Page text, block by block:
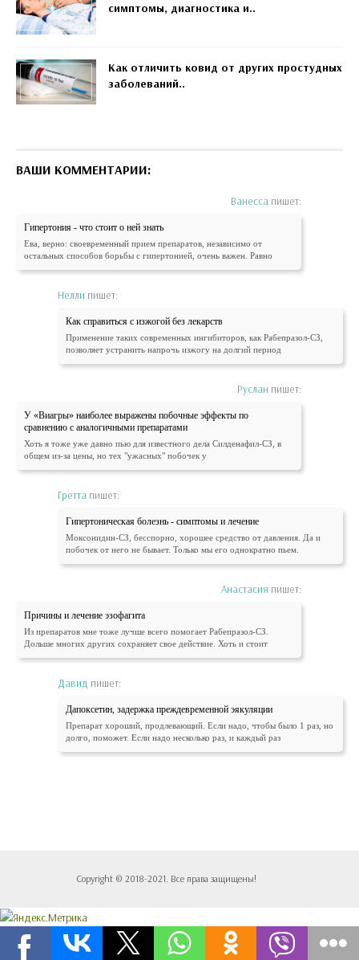
симптомы, диагностика и..
Как отличить ковид от других простудных
заболеваний..
ВАШИ КОММЕНТАРИИ:
Ванесса пишет:
Гипертония - что стоит о ней знать
Ева, верно: своевременный прием препаратов, независимо от
остальных способов борьбы с гипертонией, очень важен. Равно
Нелли пишет:
Как справиться с изжогой без лекарств
Применение таких современных ингибиторов, как Рабепразол-СЗ,
позволяет устранить напрочь изжогу на долгий период
Руслан пишет:
У «Виагры» наиболее выражены побочные эффекты по
сравнению с аналогичными препаратами
Хоть я тоже уже давно пью для известного дела Силденафил-СЗ, в
общем из-за цены, но тех "ужасных" побочек у
Гретта пишет:
Гипертоническая болезнь - симптомы и лечение
Моксонидин-СЗ, бесспорно, хорошее средство от давления. Да и
побочек от него не бывает. Только мы его однократно пьем.
Анастасия пишет:
Причины и лечение эзофагита
Из препаратов мне тоже лучше всего помогает Рабепразол-СЗ.
Дольше многих других сохраняет свое действие. Хоть и стоит
Давид пишет:
Дапоксетин, задержка преждевременной эякуляции
Препарат хороший, продлевающий. Если надо, чтобы было 1 раз, но
долго, поможет. Если надо несколько раз, и каждый раз
Copyright © 2018-2021. Все права защищены!